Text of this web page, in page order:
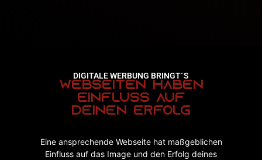
DIGITALE WERBUNG BRINGT´S
WeBSEITEN HABEN
EINFLUSS AUF
DEINEN ERFOLG
Eine ansprechende Webseite hat maßgeblichen
Einfluss auf das Image und den Erfolg deines